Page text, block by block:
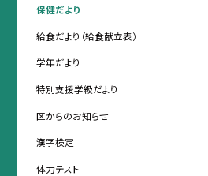
保健だより
給食だより（給食献立表）
学年だより
特別支援学級だより
区からのお知らせ
漢字検定
体力テスト